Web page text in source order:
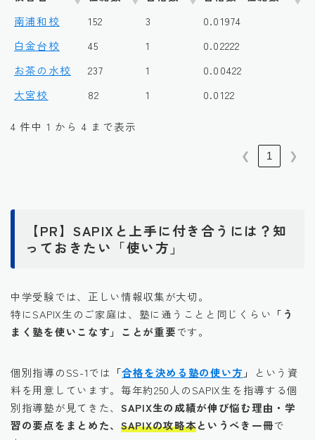
南浦和校
152 3
0.01974
白金台校
45 1
0.02222
お茶の水校
237 1
0.00422
大宮校
82 1 0.0122
4 件中 1 から 4 まで表示
❮ 1 ❯
【PR】SAPIXと上手に付き合うには？知
っておきたい「使い方」
中学受験では、正しい情報収集が大切。
特にSAPIX生のご家庭は、塾に通うことと同じくらい 「う
まく塾を使いこなす」ことが重要です。
個別指導のSS-1では 「合格を決める塾の使い方 」
という資
料を用意しています。毎年約250人のSAPIX生を指導する個
別指導塾が見てきた、 SAPIX生の成績が伸び悩む理由・学
習の要点をまとめた、 SAPIXの攻略本というべき一冊で